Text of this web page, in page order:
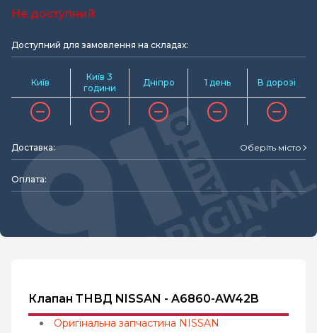
Не доступний
Доступний для замовлення на складах:
Київ
Київ 3
години
Дніпро 1 день В дорозі
Доставка: Оберіть місто
Оплата:
Клапан ТНВД NISSAN - A6860-AW42B
Оригінальна запчастина NISSAN